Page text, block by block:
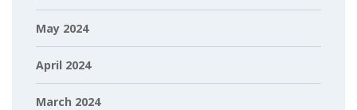
May 2024
April 2024
March 2024